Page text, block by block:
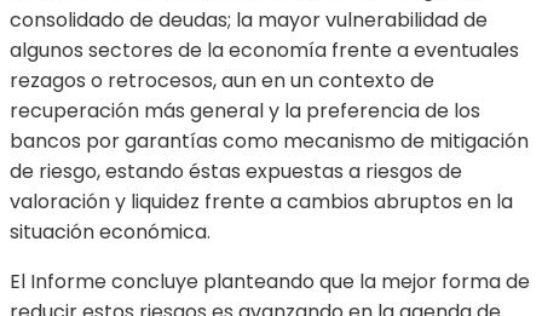
consolidado de deudas; la mayor vulnerabilidad de
algunos sectores de la economía frente a eventuales
rezagos o retrocesos, aun en un contexto de
recuperación más general y la preferencia de los
bancos por garantías como mecanismo de mitigación
de riesgo, estando éstas expuestas a riesgos de
valoración y liquidez frente a cambios abruptos en la
situación económica.
El Informe concluye planteando que la mejor forma de